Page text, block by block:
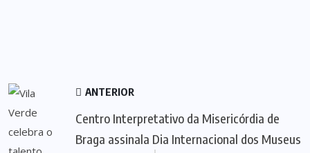
ANTERIOR
Centro Interpretativo da Misericórdia de
Braga assinala Dia Internacional dos Museus